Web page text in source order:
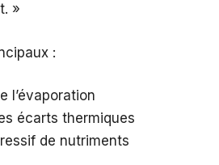
»
:
l’évaporation
écarts thermiques
de nutriments